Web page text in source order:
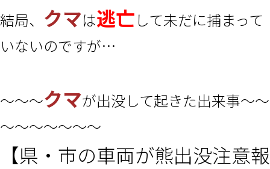
結局、 クマは逃亡して未だに捕まって
いないのですが…
～～～クマが出没して起きた出来事～～
～～～～～～～
【県・市の車両が熊出没注意報